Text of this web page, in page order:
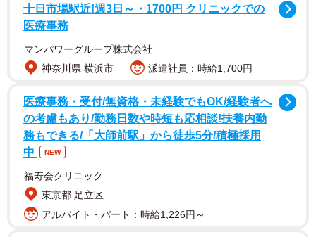
2/4
十日市場駅近!週3日～・1700円 クリニックでの
医療事務
マンパワーグループ株式会社
神奈川県 横浜市
派遣社員：時給1,700円
医療事務・受付/無資格・未経験でもOK/経験者へ
の考慮もあり/勤務日数や時短も応相談!扶養内勤
務もできる/「大師前駅」から徒歩5分/積極採用
中
NEW
福寿会クリニック
東京都 足立区
アルバイト・パート：時給1,226円～